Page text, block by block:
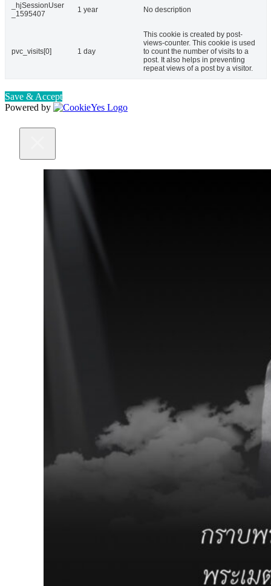
_hjSessionUser
_1595407
1 year No description
pvc_visits[0] 1 day
This cookie is created by post-
views-counter. This cookie is used
to count the number of visits to a
post. It also helps in preventing
repeat views of a post by a visitor.
Save & Accept
Powered by